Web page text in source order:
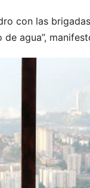
con las
agua”,